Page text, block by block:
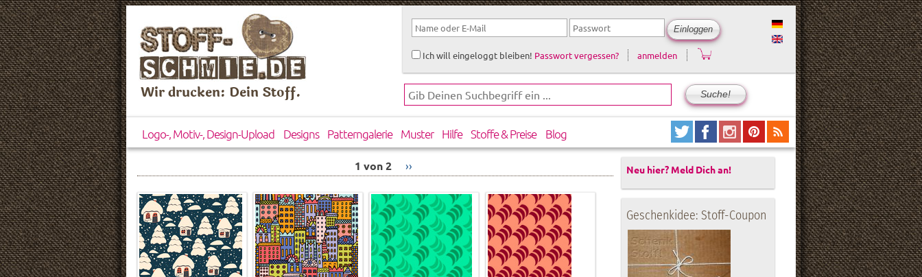
Wir drucken: Dein Stoff.
Ich will eingeloggt bleiben! Passwort vergessen? anmelden
Logo-, Motiv-, Design-Upload Designs Patterngalerie Muster Hilfe Stoffe & Preise Blog
1 von 2 ›› Neu hier? Meld Dich an!
Geschenkidee: Stoff-Coupon